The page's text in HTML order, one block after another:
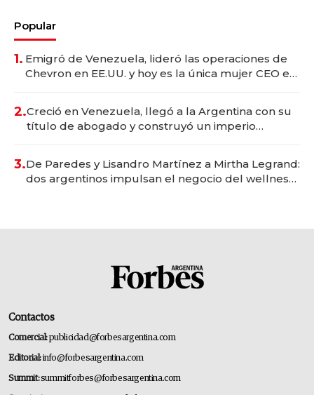
Popular
1. Emigró de Venezuela, lideró las operaciones de
Chevron en EE.UU. y hoy es la única mujer CEO en
2.Creció en Venezuela, llegó a la Argentina con su
título de abogado y construyó un imperio
3.De Paredes y Lisandro Martínez a Mirtha Legrand:
dos argentinos impulsan el negocio del wellness
Contactos
Comercial:publicidad@forbesargentina.com
Editorial:info@forbesargentina.com
Summit:summitforbes@forbesargentina.com